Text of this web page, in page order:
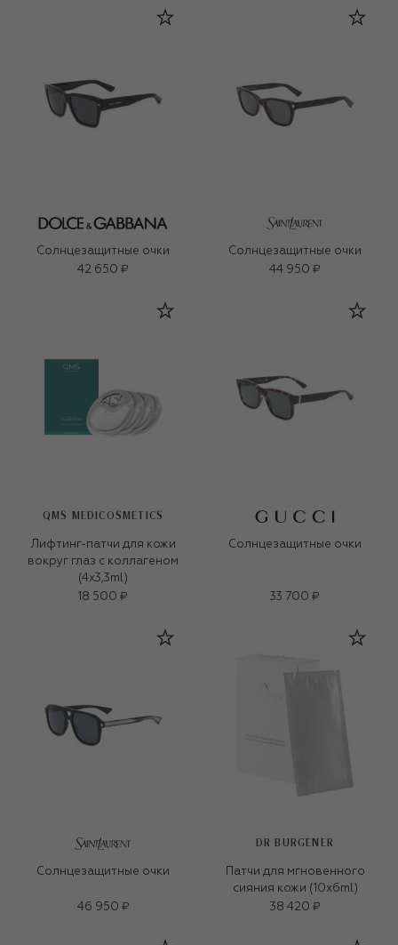
Солнцезащитные очки
42 650 ₽
Солнцезащитные очки
44 950 ₽
QMS MEDICOSMETICS
Лифтинг-патчи для кожи
вокруг глаз с коллагеном
(4x3,3ml)
18 500 ₽
Солнцезащитные очки
33 700 ₽
Солнцезащитные очки
46 950 ₽
DR BURGENER
Патчи для мгновенного
сияния кожи (10x6ml)
38 420 ₽